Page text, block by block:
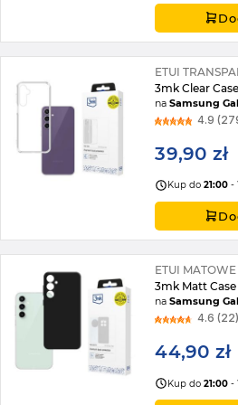
ETUI
3mk Clear
naSamsung
4.9
39,90 zł
Kup do21:00 -
ETUI MATOWE
3mk Matt
naSamsung
4.6 (22)
44,90 zł
Kup do21:00 -